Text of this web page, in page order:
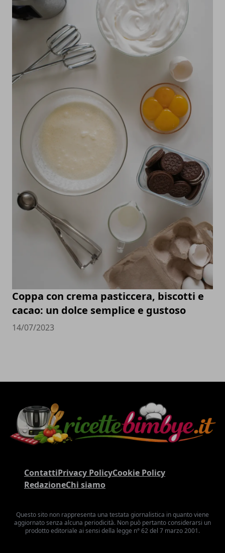
Coppa con crema pasticcera, biscotti e
cacao: un dolce semplice e gustoso
14/07/2023
ContattiPrivacy PolicyCookie Policy
RedazioneChi siamo
Questo sito non rappresenta una testata giornalistica in quanto viene
aggiornato senza alcuna periodicità. Non può pertanto considerarsi un
prodotto editoriale ai sensi della legge n° 62 del 7 marzo 2001.